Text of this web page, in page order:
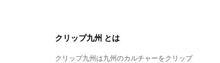
クリップ九州 とは
クリップ九州は九州のカルチャーをクリップ